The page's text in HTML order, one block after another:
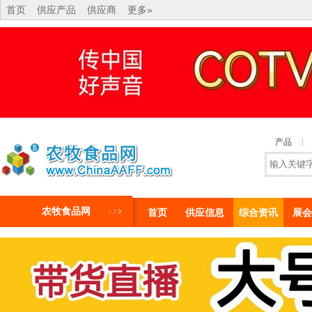
首页 供应产品 供应商 更多»
产品
农牧食品网 首页 供应信息 综合资讯 展